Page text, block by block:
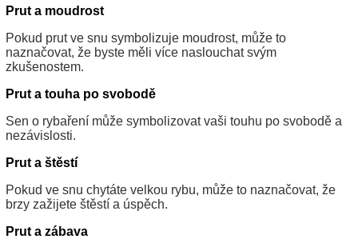
Prut a moudrost
Pokud prut ve snu symbolizuje moudrost, může to
naznačovat, že byste měli více naslouchat svým
zkušenostem.
Prut a touha po svobodě
Sen o rybaření může symbolizovat vaši touhu po svobodě a
nezávislosti.
Prut a štěstí
Pokud ve snu chytáte velkou rybu, může to naznačovat, že
brzy zažijete štěstí a úspěch.
Prut a zábava